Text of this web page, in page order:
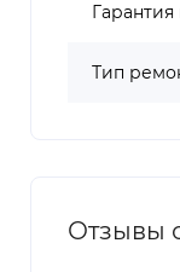
Тип
Отзывы